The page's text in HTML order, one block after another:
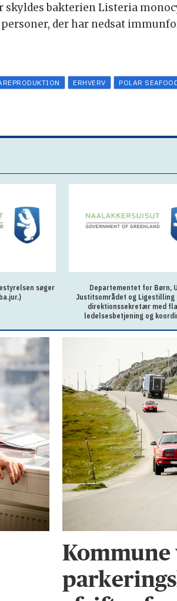
bakterien Listeria
der har nedsat
ERHVERV POLAR
søger
Departementet for Børn,
Justitsområdet og Ligestilling
direktionssekretær med
ledelsesbetjening og